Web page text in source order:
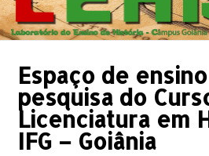
Espaço de
pesquisa do
Licenciatura em
IFG – Goiânia